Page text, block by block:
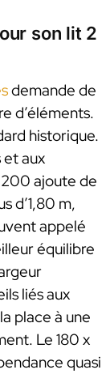
son lit 2
demande de
d’éléments.
historique.
et aux
ajoute de
d’1,80 m,
appelé
équilibre
liés aux
place à une
Le 180 x
quasi